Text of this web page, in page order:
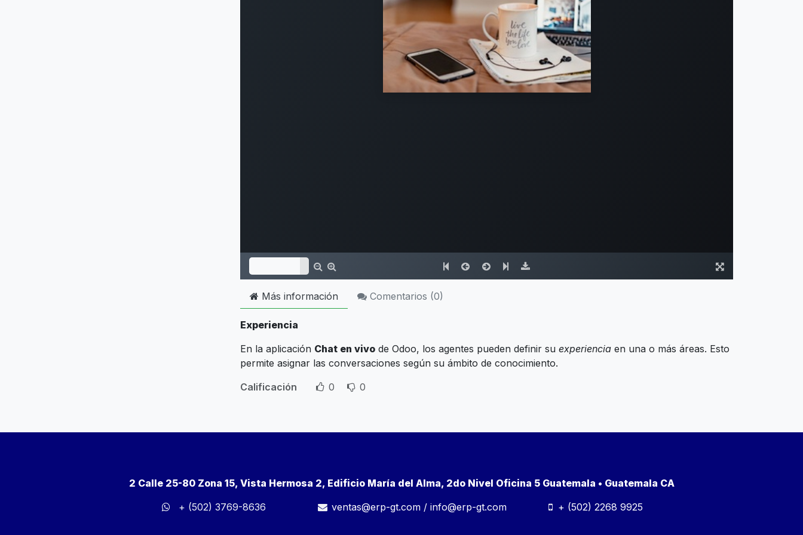
Más información Comentarios (0)
Experiencia
En la aplicación Chat en vivo de Odoo, los agentes pueden definir su experiencia en una o más áreas. Esto
permite asignar las conversaciones según su ámbito de conocimiento.
Calificación
0 0
2 Calle 25-80 Zona 15, Vista Hermosa 2, Edificio María del Alma, 2do Nivel Oficina 5 Guatemala • Guatemala CA
+ (502) 3769-8636
ventas@erp-gt.com /info@erp-gt.com + (502) 2268 9925